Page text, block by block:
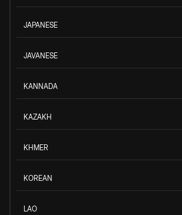
JAPANESE
JAVANESE
KANNADA
KAZAKH
KHMER
KOREAN
LAO